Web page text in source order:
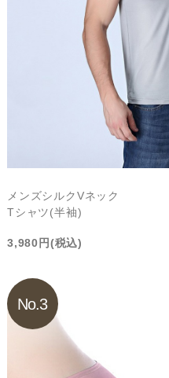
メンズシルクVネック
Tシャツ(半袖)
3,980円(税込)